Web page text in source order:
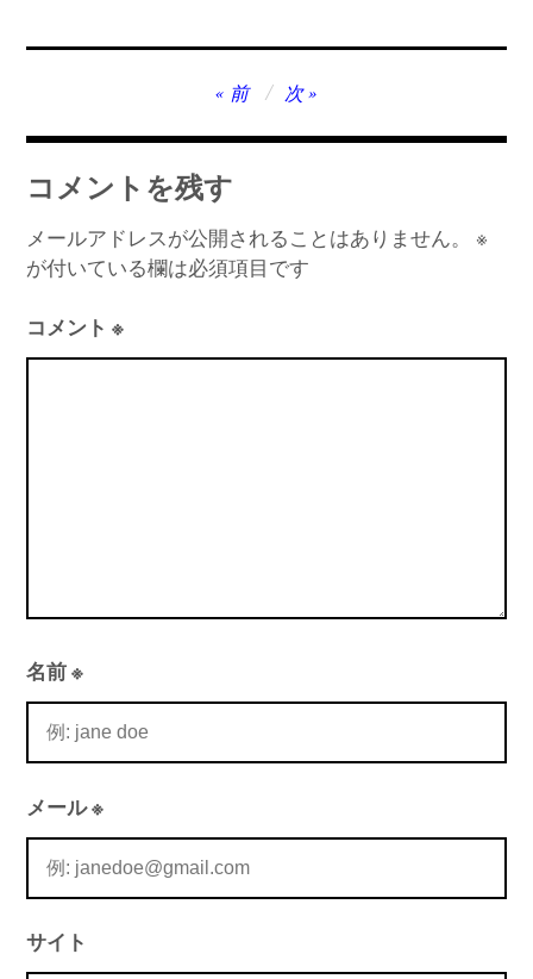
稿
ナ
ビ
ゲ
ー
シ
ョ
前 次
コメントを残す
メールアドレスが公開されることはありません。
※
が付いている欄は必須項目です
コメント※
名前※
メール※
サイト